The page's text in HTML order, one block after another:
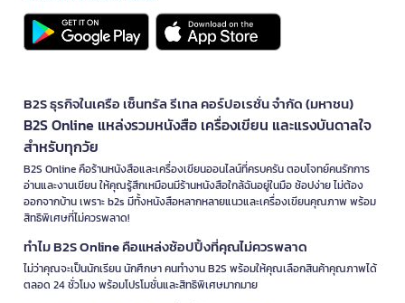
B2S ธุรกิจในเครือ เซ็นทรัล รีเทล คอร์ปอเรชั่น จำกัด (มหาชน)
B2S Online แหล่งรวมหนังสือ เครื่องเขียน และแรงบันดาลใจ
สำหรับทุกวัย
B2S Online คือร้านหนังสือและเครื่องเขียนออนไลน์ที่ครบครัน ตอบโจทย์คนรักการ
อ่านและงานเขียน ให้คุณรู้สึกเหมือนมีร้านหนังสือใกล้ฉันอยู่ในมือ ช้อปง่าย ไม่ต้อง
ออกจากบ้าน เพราะ b2s มีทั้งหนังสือหลากหลายแนวและเครื่องเขียนคุณภาพ พร้อม
สิทธิพิเศษที่ไม่ควรพลาด!
ทำไม B2S Online คือแหล่งช้อปปิ้งที่คุณไม่ควรพลาด
ไม่ว่าคุณจะเป็นนักเรียน นักศึกษา คนทำงาน B2S พร้อมให้คุณเลือกสินค้าคุณภาพได้
ตลอด 24 ชั่วโมง พร้อมโปรโมชั่นและสิทธิพิเศษมากมาย